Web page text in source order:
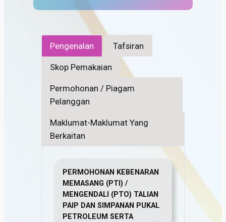
Pengenalan Tafsiran
Skop Pemakaian
Permohonan / Piagam
Pelanggan
Maklumat-Maklumat Yang
Berkaitan
PERMOHONAN KEBENARAN
MEMASANG (PTI) /
MENGENDALI (PTO) TALIAN
PAIP DAN SIMPANAN PUKAL
PETROLEUM SERTA